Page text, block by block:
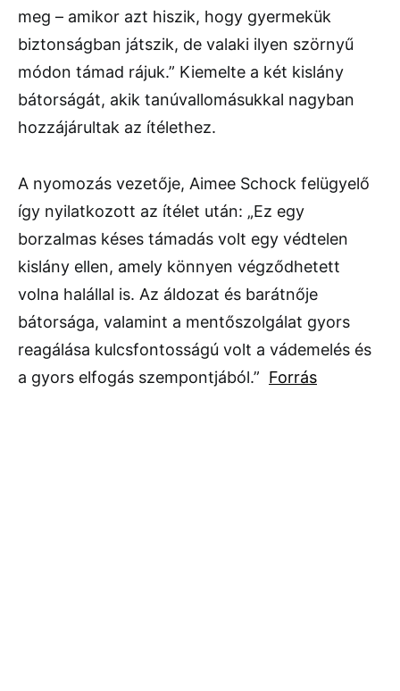
meg – amikor azt hiszik, hogy gyermekük
biztonságban játszik, de valaki ilyen szörnyű
módon támad rájuk.” Kiemelte a két kislány
bátorságát, akik tanúvallomásukkal nagyban
hozzájárultak az ítélethez.
A nyomozás vezetője, Aimee Schock felügyelő
így nyilatkozott az ítélet után: „Ez egy
borzalmas késes támadás volt egy védtelen
kislány ellen, amely könnyen végződhetett
volna halállal is. Az áldozat és barátnője
bátorsága, valamint a mentőszolgálat gyors
reagálása kulcsfontosságú volt a vádemelés és
a gyors elfogás szempontjából.” Forrás